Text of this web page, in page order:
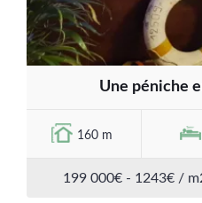
Une péniche
160 m
199 000€ - 1243€ /